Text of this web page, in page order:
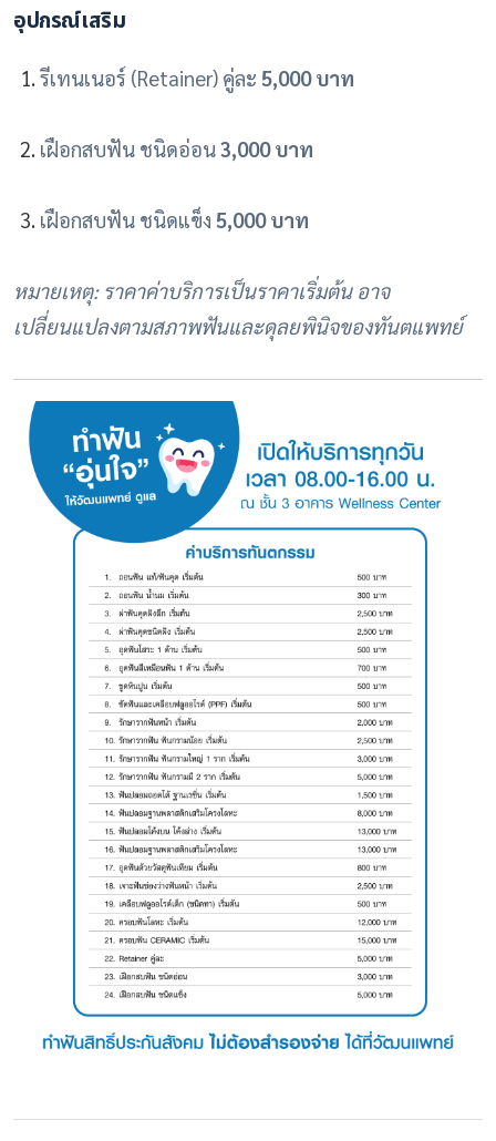
อุปกรณ์เสริม
รีเทนเนอร์ (Retainer) คู่ละ 5,000 บาท
เฝือกสบฟัน ชนิดอ่อน3,000 บาท
เฝือกสบฟัน ชนิดแข็ง 5,000 บาท
หมายเหตุ: ราคาค่าบริการเป็นราคาเริ่มต้น อาจ
เปลี่ยนแปลงตามสภาพฟันและดุลยพินิจของทันตแพทย์